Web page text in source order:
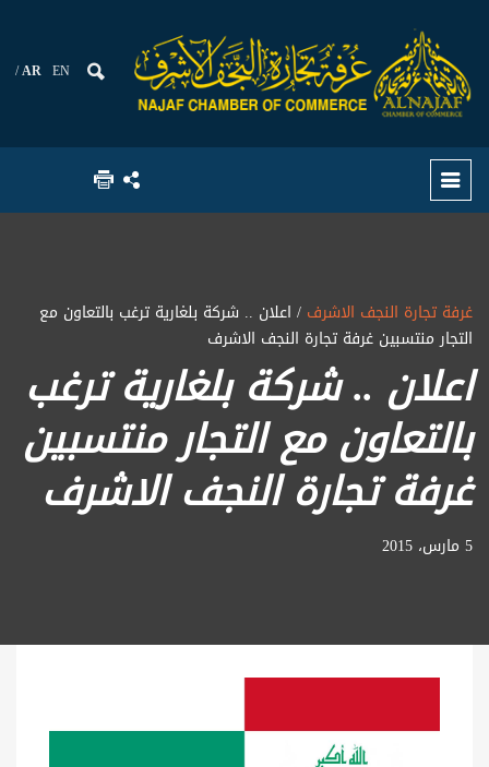
AR EN
غرفة تجارة النجف الاشرف / اعلان .. شركة بلغارية ترغب بالتعاون مع
التجار منتسبين غرفة تجارة النجف الاشرف
اعلان .. شركة بلغارية ترغب
بالتعاون مع التجار منتسبين
غرفة تجارة النجف الاشرف
5 مارس، 2015